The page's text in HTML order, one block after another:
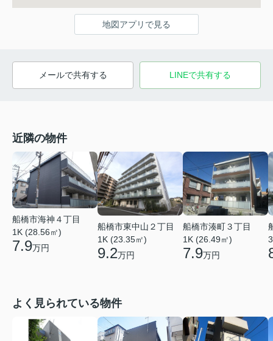
地図アプリで見る
メールで共有する LINEで共有する
近隣の物件
船橋市海神４丁目
1K (28.56㎡)
7.9万円
船橋市東中山２丁目
1K (23.35㎡)
9.2万円
船橋市湊町３丁目
1K (26.49㎡)
7.9万円
よく見られている物件